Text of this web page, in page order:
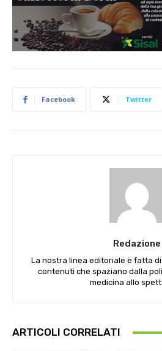
Facebook Twitter
Redazione
La nostra linea editoriale è fatta
contenuti che spaziano dalla
medicina allo
ARTICOLI CORRELATI